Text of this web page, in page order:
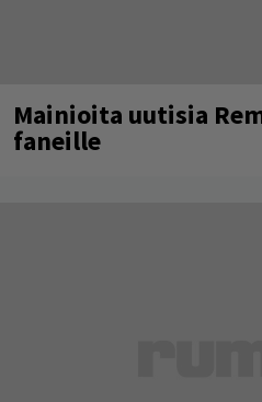
Mainioita uutisia
faneille